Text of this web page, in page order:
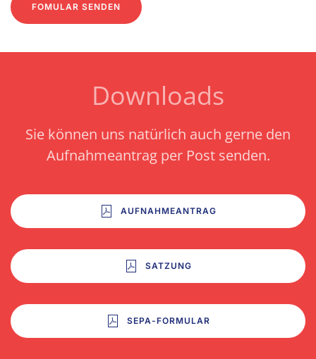
FOMULAR SENDEN
Downloads
Sie können uns natürlich auch gerne den
Aufnahmeantrag per Post senden.
AUFNAHMEANTRAG
SATZUNG
SEPA-FORMULAR